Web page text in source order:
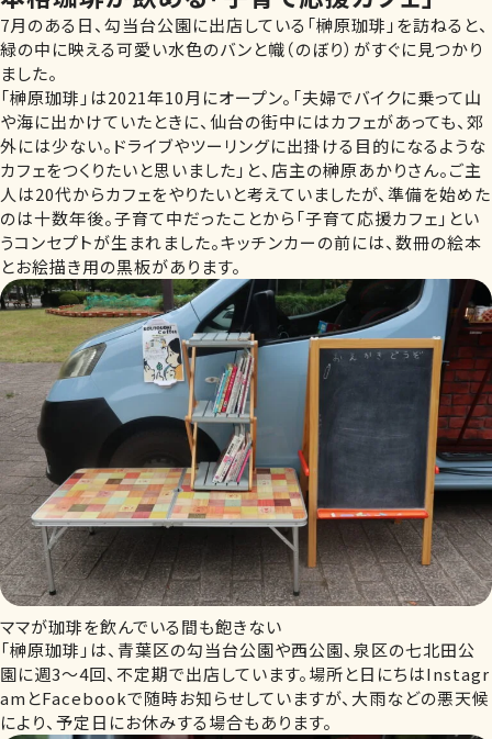
7月のある日、勾当台公園に出店している「榊原珈琲」を訪ねると、
緑の中に映える可愛い水色のバンと幟（のぼり）がすぐに見つかり
ました。
「榊原珈琲」は2021年10月にオープン。「夫婦でバイクに乗って山
や海に出かけていたときに、仙台の街中にはカフェがあっても、郊
外には少ない。ドライブやツーリングに出掛ける目的になるような
カフェをつくりたいと思いました」と、店主の榊原あかりさん。ご主
人は20代からカフェをやりたいと考えていましたが、準備を始めた
のは十数年後。子育て中だったことから「子育て応援カフェ」とい
うコンセプトが生まれました。キッチンカーの前には、数冊の絵本
とお絵描き用の黒板があります。
ママが珈琲を飲んでいる間も飽きない
「榊原珈琲」は、青葉区の勾当台公園や西公園、泉区の七北田公
園に週3～4回、不定期で出店しています。場所と日にちはInstagr
amとFacebookで随時お知らせしていますが、大雨などの悪天候
により、予定日にお休みする場合もあります。